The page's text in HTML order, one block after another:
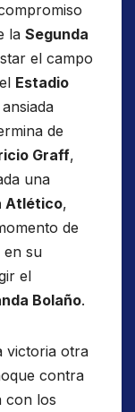
la Segunda
el campo
Estadio
de
Graff,
una
Atlético,
de
en su
el
Bolaño.
victoria otra
contra
con los